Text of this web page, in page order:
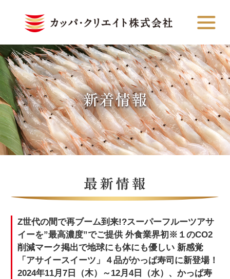
Z世代の間で再ブーム到来!?スーパーフルーツアサ
イーを”最高濃度”でご提供 外食業界初※１のCO2
削減マーク掲出で地球にも体にも優しい 新感覚
「アサイースイーツ」４品がかっぱ寿司に新登場！
2024年11月7日（木）～12月4日（水）、かっぱ寿